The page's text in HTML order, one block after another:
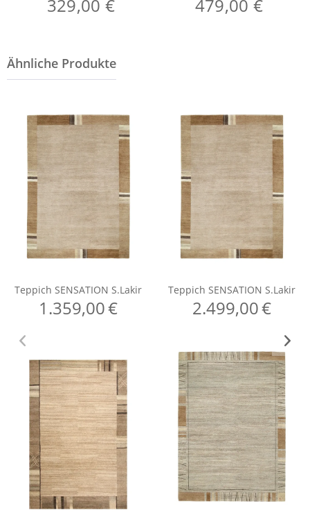
329,00 € 479,00 €